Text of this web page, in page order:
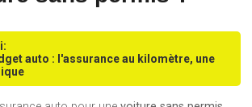
auto : l'assurance au kilomètre, une